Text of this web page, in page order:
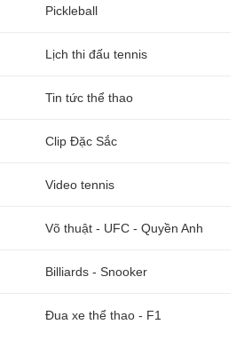
Pickleball
Lịch thi đấu tennis
Tin tức thể thao
Clip Đặc Sắc
Video tennis
Võ thuật - UFC - Quyền Anh
Billiards - Snooker
Đua xe thể thao - F1